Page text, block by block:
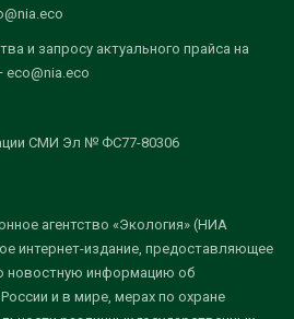
и запросу актуального прайса на
СМИ Эл № ФС77-80306
агентство «Экология» (НИА
интернет-издание, предоставляющее
новостную информацию об
и в мире, мерах по охране